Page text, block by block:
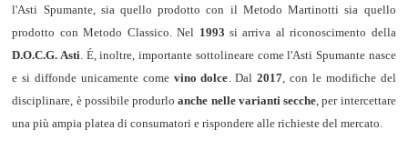
l'Asti Spumante, sia quello prodotto con il Metodo Martinotti sia quello
prodotto con Metodo Classico. Nel 1993 si arriva al riconoscimento della
D.O.C.G. Asti. É, inoltre, importante sottolineare come l'Asti Spumante nasce
e si diffonde unicamente come vino dolce. Dal2017, con le modifiche del
disciplinare, è possibile produrloanche nelle varianti secche, per intercettare
una più ampia platea di consumatori e rispondere alle richieste del mercato.